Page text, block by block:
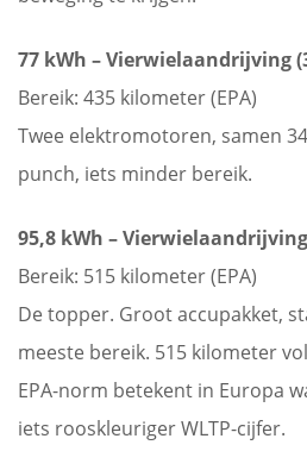
77 kWh – Vierwielaandrijving
Bereik: 435 kilometer (EPA)
Twee elektromotoren, samen
punch, iets minder bereik.
95,8 kWh –
Bereik: 515 kilometer (EPA)
De topper. Groot accupakket,
meeste bereik. 515 kilometer
EPA-norm betekent in Europa
iets rooskleuriger WLTP-cijfer.